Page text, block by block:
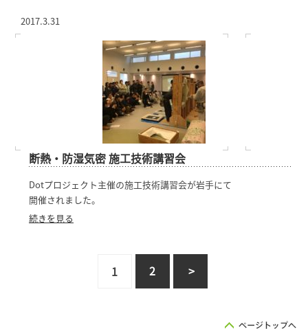
2017.3.31
断熱・防湿気密 施工技術講習会
Dotプロジェクト主催の施工技術講習会が岩手にて
開催されました。
続きを見る
1 2 >